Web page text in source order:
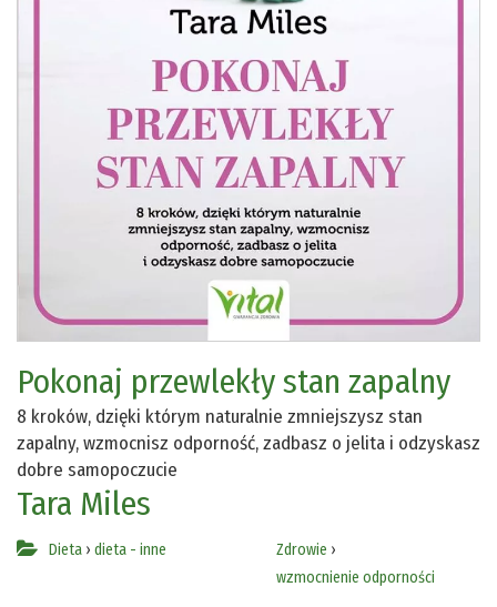
Pokonaj przewlekły stan zapalny
8 kroków, dzięki którym naturalnie zmniejszysz stan
zapalny, wzmocnisz odporność, zadbasz o jelita i odzyskasz
dobre samopoczucie
Tara Miles
Dieta › dieta - inne Zdrowie ›
wzmocnienie odporności